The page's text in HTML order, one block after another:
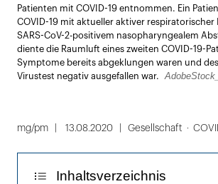
Patienten mit COVID-19 entnommen. Ein
COVID-19 mit aktueller aktiver respiratorischer
SARS-CoV-2-positivem nasopharyngealem
diente die Raumluft eines zweiten COVID-19-
Symptome bereits abgeklungen waren und
Virustest negativ ausgefallen war.
mg/pm 13.08.2020 Gesellschaft
Inhaltsverzeichnis